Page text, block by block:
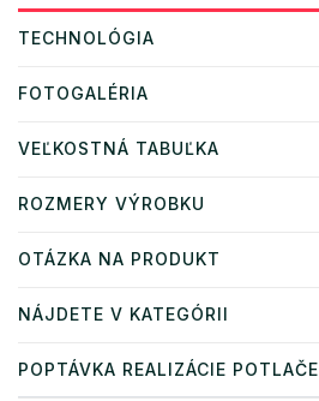
TECHNOLÓGIA
FOTOGALÉRIA
VEĽKOSTNÁ TABUĽKA
ROZMERY VÝROBKU
OTÁZKA NA PRODUKT
NÁJDETE V KATEGÓRII
POPTÁVKA REALIZÁCIE POTLAČE